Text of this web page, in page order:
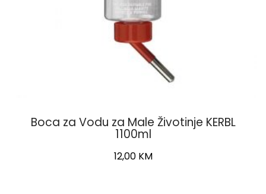
Boca za Vodu za Male Životinje KERBL
1100ml
12,00 KM